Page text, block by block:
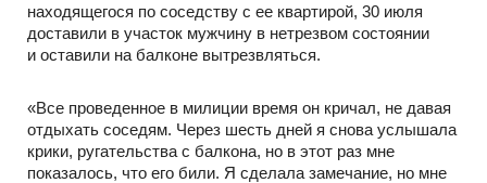
находящегося по соседству с ее квартирой, 30 июля
доставили в участок мужчину в нетрезвом состоянии
и оставили на балконе вытрезвляться.
«Все проведенное в милиции время он кричал, не давая
отдыхать соседям. Через шесть дней я снова услышала
крики, ругательства с балкона, но в этот раз мне
показалось, что его били. Я сделала замечание, но мне